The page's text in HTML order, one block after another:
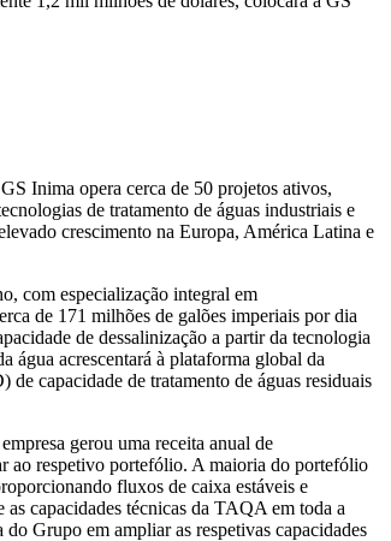
Inima opera cerca de 50 projetos ativos,
de tratamento de águas industriais e
crescimento na Europa, América Latina e
com especialização integral em
de 171 milhões de galões imperiais por dia
de dessalinização a partir da tecnologia
água acrescentará à plataforma global da
capacidade de tratamento de águas residuais
gerou uma receita anual de
ao respetivo portefólio. A maioria do portefólio
fluxos de caixa estáveis e
capacidades técnicas da TAQA em toda a
Grupo em ampliar as respetivas capacidades